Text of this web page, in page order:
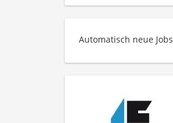
Automatisch neue